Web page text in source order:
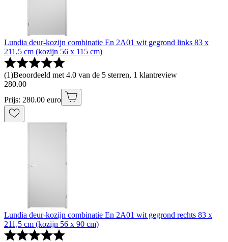
Lundia deur-kozijn combinatie En 2A01 wit gegrond links 83 x
211,5 cm (kozijn 56 x 115 cm)
(1)Beoordeeld met 4.0 van de 5 sterren, 1 klantreview
280.00
Prijs: 280.00 euro
Lundia deur-kozijn combinatie En 2A01 wit gegrond rechts 83 x
211,5 cm (kozijn 56 x 90 cm)